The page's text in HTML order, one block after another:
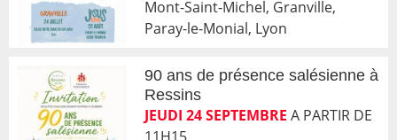
Mont-Saint-Michel, Granville,
Paray-le-Monial, Lyon
90 ans de présence salésienne à
Ressins
JEUDI 24 SEPTEMBRE A PARTIR DE